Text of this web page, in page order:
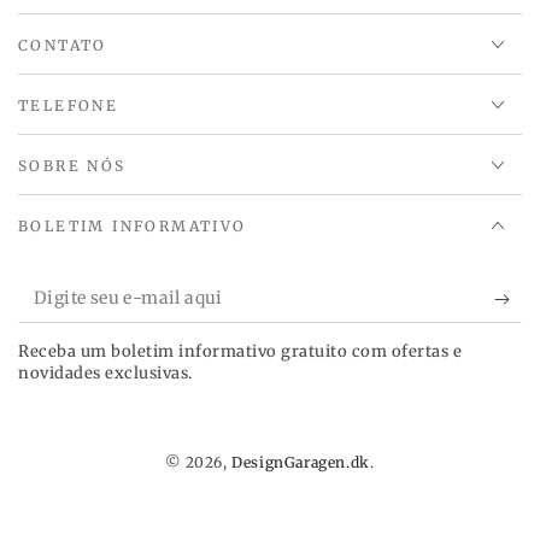
CONTATO
TELEFONE
SOBRE NÓS
BOLETIM INFORMATIVO
Digite
seu
e-
Receba um boletim informativo gratuito com ofertas e
novidades exclusivas.
© 2026,DesignGaragen.dk.